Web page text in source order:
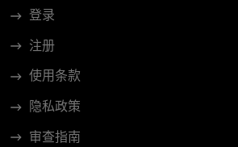
登录
注册
使用条款
隐私政策
审查指南